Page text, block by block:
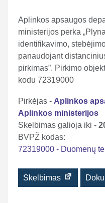
Aplinkos apsaugos
ministerijos perka
identifikavimo,
panaudojant
pirkimas”. Pirkimo
kodu 72319000
Pirkėjas - Aplinkos
Aplinkos ministerijos
Skelbimas galioja iki -
BVPŽ kodas:
72319000 - Duomenų
Skelbimas